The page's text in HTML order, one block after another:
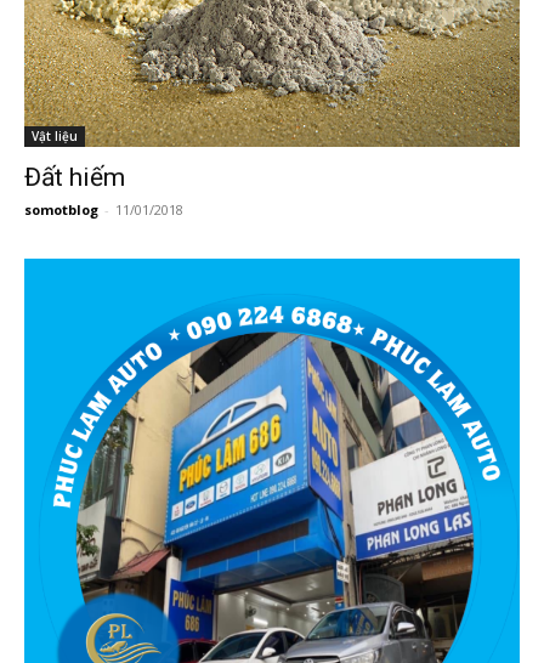
Vật liệu
Đất hiếm
somotblog - 11/01/2018